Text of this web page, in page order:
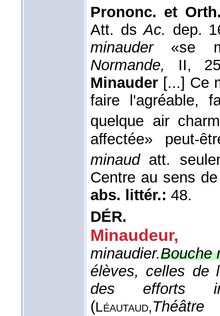
Prononc. et
Att. dsAc. dep.
minauder«se
Normande,
II,
Minauder [...] Ce
faire l'agréable,
quelque air
affectée» peut-
minaudatt.
Centre au sens
abs. littér.: 48.
DÉR.
Minaudeur,
minaudier.Bouche
élèves, celles de
des efforts
(Léautaud,